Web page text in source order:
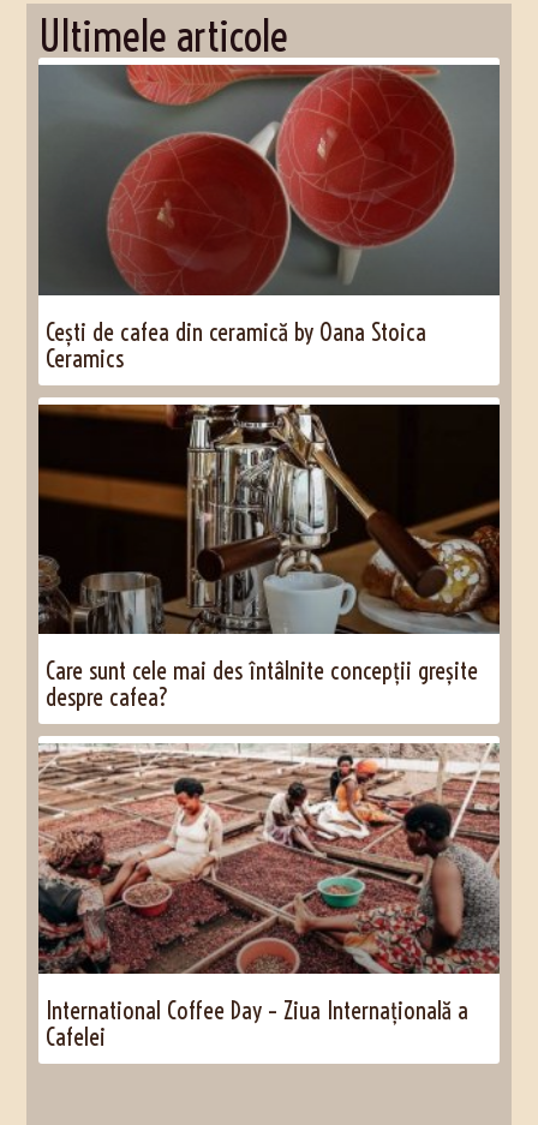
Ultimele articole
Cești de cafea din ceramică by Oana Stoica
Ceramics
Care sunt cele mai des întâlnite concepții greșite
despre cafea?
International Coffee Day – Ziua Internațională a
Cafelei